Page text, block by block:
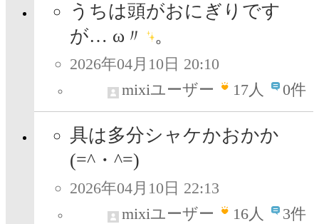
うちは頭がおにぎりです
が… ω〃
。
2026年04月10日 20:10
mixiユーザー
17人 0件
具は多分シャケかおかか
(=^・^=)
2026年04月10日 22:13
mixiユーザー
16人 3件